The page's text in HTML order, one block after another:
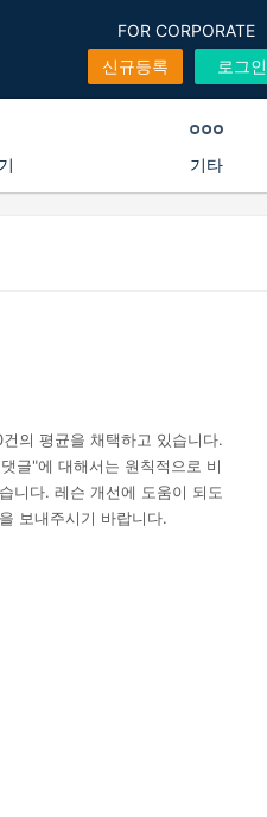
FOR CORPORATE
신규등록
로그인
기타
의 평균을 채택하고 있습니다.
글"에 대해서는 원칙적으로 비
니다. 레슨 개선에 도움이 되도
보내주시기 바랍니다.